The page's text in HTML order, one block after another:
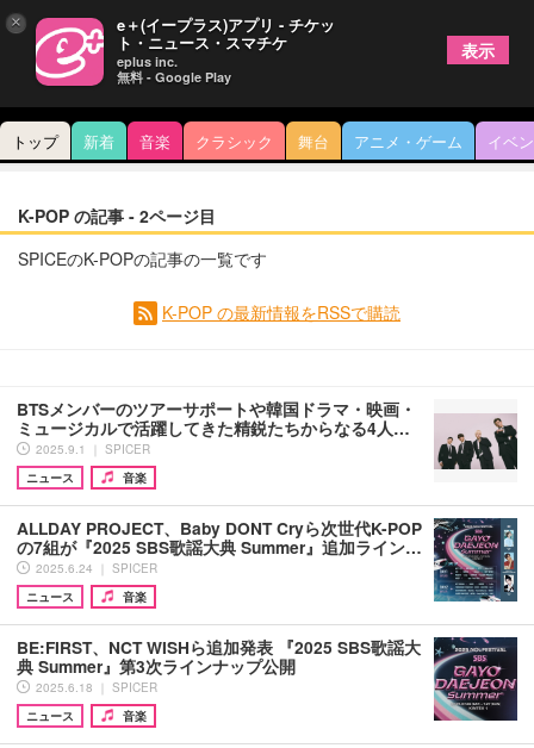
トップ 新着 音楽 クラシック 舞台 アニメ・ゲーム イベ
K-POP の記事 - 2ページ目
SPICEのK-POPの記事の一覧です
K-POP の最新情報をRSSで購読
BTSメンバーのツアーサポートや韓国ドラマ・映画・
ミュージカルで活躍してきた精鋭たちからなる4人…
2025.9.1 ｜ SPICER
ニュース
音楽
ALLDAY PROJECT、Baby DONT Cryら次世代K-POP
の7組が『2025 SBS歌謡大典 Summer』追加ライン…
2025.6.24 ｜ SPICER
ニュース
音楽
BE:FIRST、NCT WISHら追加発表 『2025 SBS歌謡大
典 Summer』第3次ラインナップ公開
2025.6.18 ｜ SPICER
ニュース
音楽
× e＋(イープラス)アプリ - チケッ
ト・ニュース・スマチケ
eplus inc.
無料 - Google Play
表示